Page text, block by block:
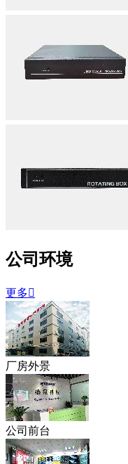
公司环境
更多
厂房外景
公司前台